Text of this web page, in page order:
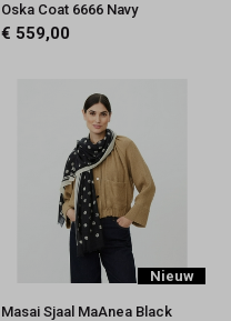
Oska Coat 6666 Navy
€ 559,00
Nieuw
Masai Sjaal MaAnea Black